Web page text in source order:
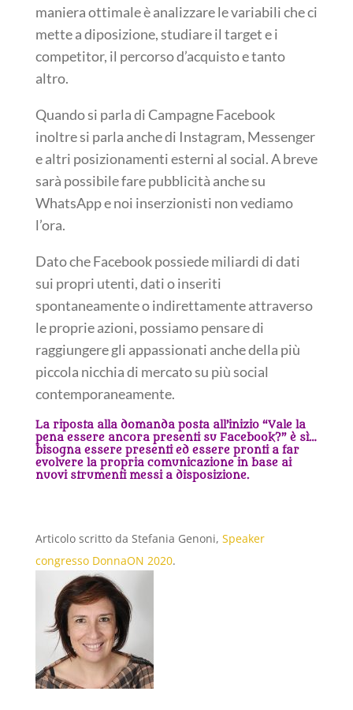
maniera ottimale è analizzare le variabili che ci
mette a diposizione, studiare il target e i
competitor, il percorso d’acquisto e tanto
altro.
Quando si parla di Campagne Facebook
inoltre si parla anche di Instagram, Messenger
e altri posizionamenti esterni al social. A breve
sarà possibile fare pubblicità anche su
WhatsApp e noi inserzionisti non vediamo
l’ora.
Dato che Facebook possiede miliardi di dati
sui propri utenti, dati o inseriti
spontaneamente o indirettamente attraverso
le proprie azioni, possiamo pensare di
raggiungere gli appassionati anche della più
piccola nicchia di mercato su più social
contemporaneamente.
La riposta alla domanda posta all’inizio “Vale la
pena essere ancora presenti su Facebook?” è sì…
bisogna essere presenti ed essere pronti a far
evolvere la propria comunicazione in base ai
nuovi strumenti messi a disposizione.
Articolo scritto da Stefania Genoni, Speaker
congresso DonnaON 2020.